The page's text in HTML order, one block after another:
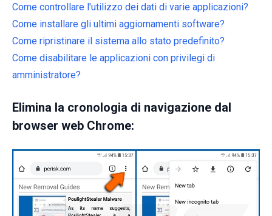
Come controllare l'utilizzo dei dati di varie applicazioni?
Come installare gli ultimi aggiornamenti software?
Come ripristinare il sistema allo stato predefinito?
Come disabilitare le applicazioni con privilegi di
amministratore?
Elimina la cronologia di navigazione dal
browser web Chrome: